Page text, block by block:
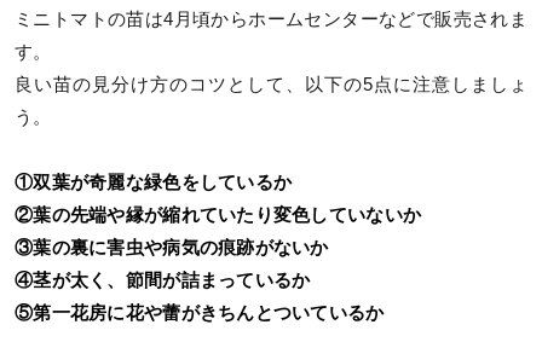
ミニトマトの苗は4月頃からホームセンターなどで販売されま
す。
良い苗の見分け方のコツとして、以下の5点に注意しましょ
う。
①双葉が奇麗な緑色をしているか
②葉の先端や縁が縮れていたり変色していないか
③葉の裏に害虫や病気の痕跡がないか
④茎が太く、節間が詰まっているか
⑤第一花房に花や蕾がきちんとついているか